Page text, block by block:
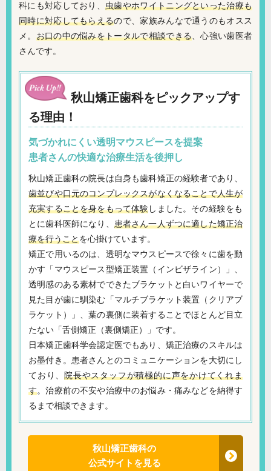
科にも対応しており、虫歯やホワイトニングといった治療も
同時に対応してもらえるので、家族みんなで通うのもオスス
メ。 お口の中の悩みをトータルで相談できる 、心強い歯医者
さんです。
秋山矯正歯科をピックアップす
る理由！
気づかれにくい透明マウスピースを提案
患者さんの快適な治療生活を後押し
秋山矯正歯科の院長は自身も歯科矯正の経験者であり、
歯並びや口元のコンプレックスがなくなることで人生が
充実することを身をもって体験しました。その経験をも
とに歯科医師になり、 患者さん一人ずつに適した矯正治
療を行うことを心掛けています。
矯正で用いるのは、透明なマウスピースで徐々に歯を動
かす「マウスピース型矯正装置（インビザライン）」、
透明感のある素材でできたブラケットと白いワイヤーで
見た目が歯に馴染む「マルチブラケット装置（クリアブ
ラケット）」、葉の裏側に装着することでほとんど目立
たない「舌側矯正（裏側矯正）」です。
日本矯正歯科学会認定医でもあり、矯正治療のスキルは
お墨付き。患者さんとのコミュニケーションを大切にし
ており、院長やスタッフが積極的に声をかけてくれま
す。治療前の不安や治療中のお悩み・痛みなどを納得す
るまで相談できます。
秋山矯正歯科の
公式サイトを見る